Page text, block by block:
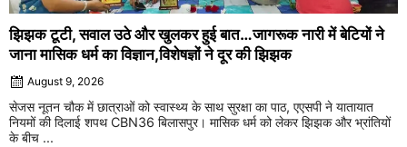
झिझक टूटी, सवाल उठे और खुलकर हुई बात…जागरूक नारी में बेटियों ने
जाना मासिक धर्म का विज्ञान,विशेषज्ञों ने दूर की झिझक
August 9, 2026
सेजस नूतन चौक में छात्राओं को स्वास्थ्य के साथ सुरक्षा का पाठ, एएसपी ने यातायात
नियमों की दिलाई शपथ CBN36 बिलासपुर। मासिक धर्म को लेकर झिझक और भ्रांतियों
के बीच ...